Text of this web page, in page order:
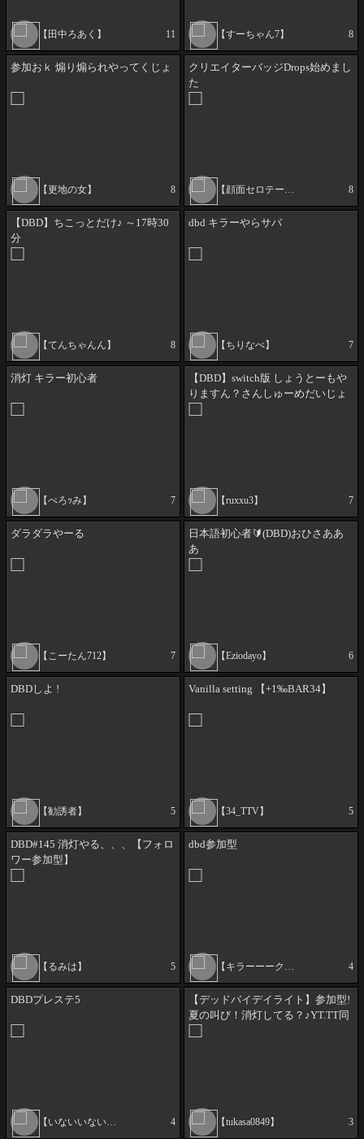
【田中ろあく】 11 【すーちゃん7】 8
参加おｋ 煽り煽られやってくじょ
【更地の女】 8
クリエイターバッジDrops始めまし
た
【顔面セロテープキバタフライ】 8
【DBD】ちこっとだけ♪ ～17時30
分
【てんちゃんん】 8
dbd キラーやらサバ
【ちりなべ】 7
消灯 キラー初心者
【ぺろｯみ】 7
【DBD】switch版 しょうとーもや
りますん？さんしゅーめだいじょ
【ruxxu3】 7
ダラダラやーる
【こーたん712】 7
日本語初心者🔰(DBD)おひさああ
あ
【Eziodayo】 6
DBDしよ !
【勧誘者】 5
Vanilla setting 【+1‰BAR34】
【34_TTV】 5
DBD#145 消灯やる、、、【フォロ
ワー参加型】
【るみは】 5
dbd参加型
【キラーーークイーン】 4
DBDプレステ5
【いないいないばあ】 4
【デッドバイデイライト】参加型!
夏の叫び！消灯してる？♪YT.TT同
【tukasa0849】 3